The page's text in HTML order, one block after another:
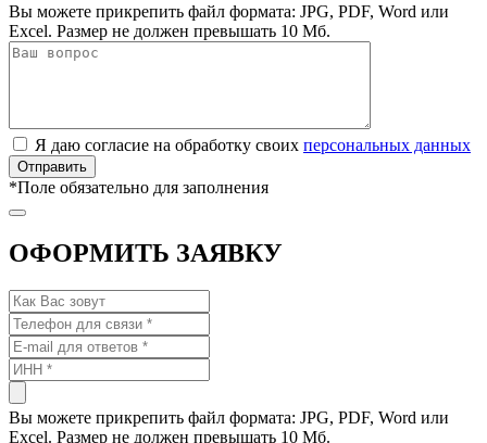
Вы можете прикрепить файл формата: JPG, PDF, Word или
Excel. Размер не должен превышать 10 Мб.
Я даю согласие на обработку своих персональных данных
*Поле обязательно для заполнения
ОФОРМИТЬ ЗАЯВКУ
Вы можете прикрепить файл формата: JPG, PDF, Word или
Excel. Размер не должен превышать 10 Мб.